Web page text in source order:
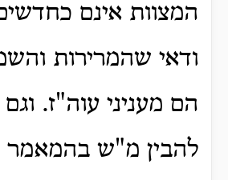
המצוות אינם כחדשים
ודאי שהמרירות
הם מעניני עוה"ז.
להבין מ"ש בהמאמר